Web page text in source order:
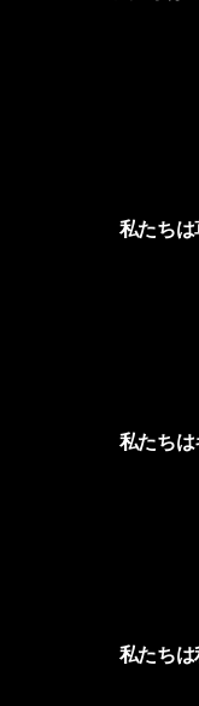
私たちは
私たちは
私たちは